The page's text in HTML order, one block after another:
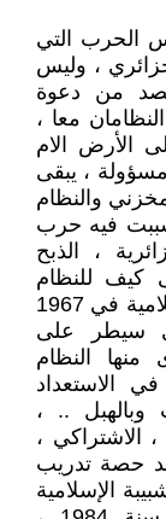
الحرب التي
، وليس
من دعوة
معا ،
الأرض الام
، يبقى
والنظام
فيه حرب
، الذبح
كيف للنظام
المغربي الذي رخص لمنظمة الشبيبة الإسلامية في 1967
سيطر على
منها النظام
الاستعداد
وبالهبل .. ،
الاشتراكي ،
حصة تدريب
الإسلامية